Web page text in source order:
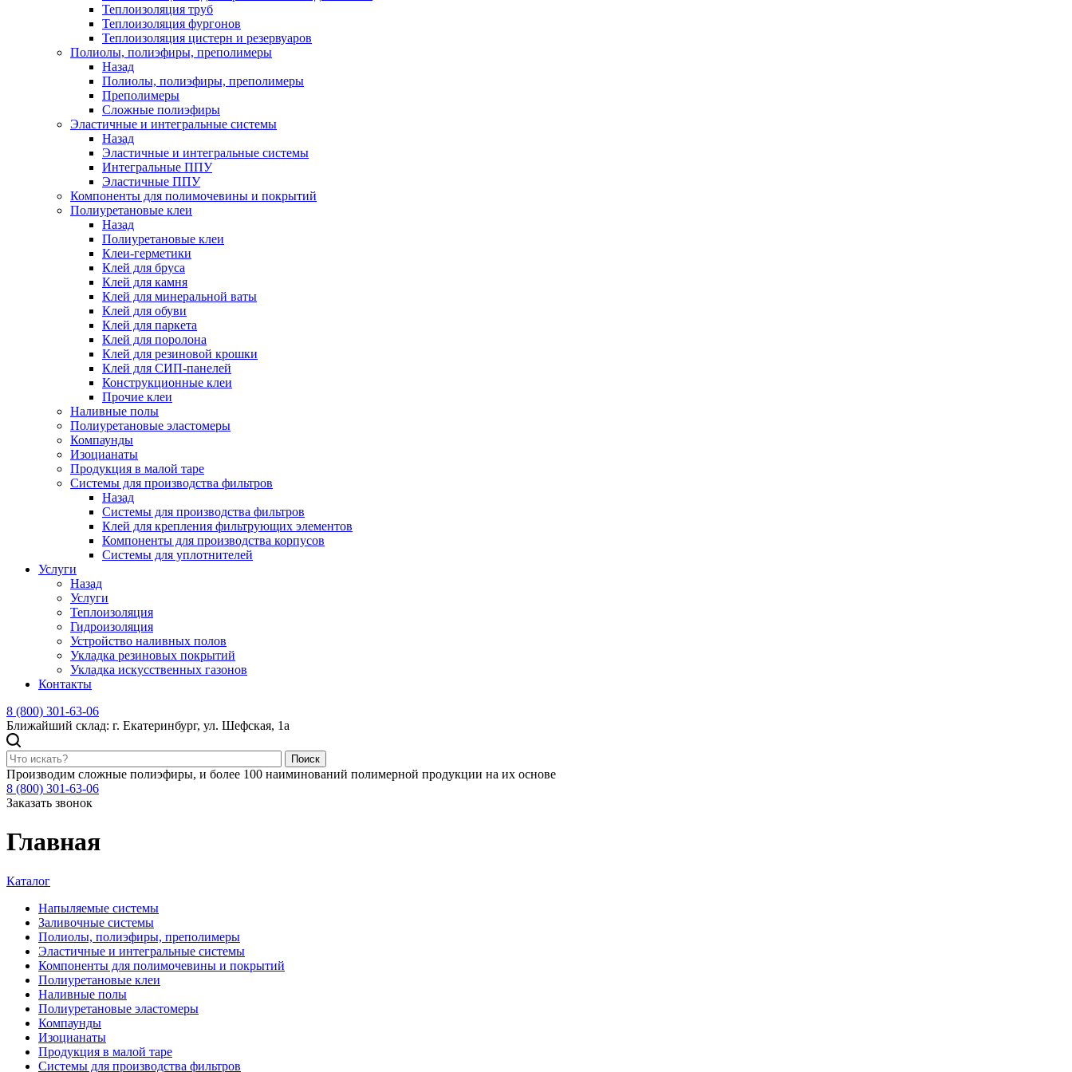
Теплоизоляция труб
Теплоизоляция фургонов
Теплоизоляция цистерн и резервуаров
Полиолы, полиэфиры, преполимеры
Назад
Полиолы, полиэфиры, преполимеры
Преполимеры
Сложные полиэфиры
Эластичные и интегральные системы
Назад
Эластичные и интегральные системы
Интегральные ППУ
Эластичные ППУ
Компоненты для полимочевины и покрытий
Полиуретановые клеи
Назад
Полиуретановые клеи
Клеи-герметики
Клей для бруса
Клей для камня
Клей для минеральной ваты
Клей для обуви
Клей для паркета
Клей для поролона
Клей для резиновой крошки
Клей для СИП-панелей
Конструкционные клеи
Прочие клеи
Наливные полы
Полиуретановые эластомеры
Компаунды
Изоцианаты
Продукция в малой таре
Системы для производства фильтров
Назад
Системы для производства фильтров
Клей для крепления фильтрующих элементов
Компоненты для производства корпусов
Системы для уплотнителей
Услуги
Назад
Услуги
Теплоизоляция
Гидроизоляция
Устройство наливных полов
Укладка резиновых покрытий
Укладка искусственных газонов
Контакты
8 (800) 301-63-06
Ближайший склад: г. Екатеринбург, ул. Шефская, 1а
Поиск
Производим сложные полиэфиры, и более 100 наиминований полимерной продукции на их основе
8 (800) 301-63-06
Заказать звонок
Главная
Каталог
Напыляемые системы
Заливочные системы
Полиолы, полиэфиры, преполимеры
Эластичные и интегральные системы
Компоненты для полимочевины и покрытий
Полиуретановые клеи
Наливные полы
Полиуретановые эластомеры
Компаунды
Изоцианаты
Продукция в малой таре
Системы для производства фильтров